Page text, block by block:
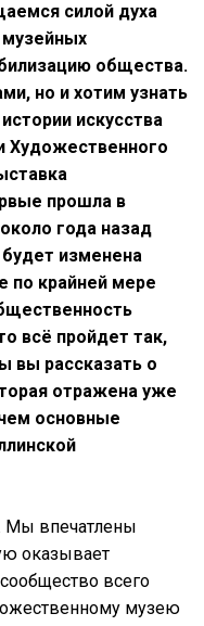
силой духа
музейных
общества.
но и хотим узнать
искусства
Художественного
прошла в
года назад
будет изменена
по крайней мере
всё пройдет так,
вы рассказать о
отражена уже
основные
Мы впечатлены
оказывает
всего
музею